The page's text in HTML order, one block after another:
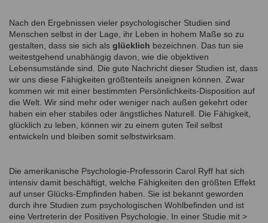
Nach den Ergebnissen vieler psychologischer Studien sind
Menschen selbst in der Lage, ihr Leben in hohem Maße so zu
gestalten, dass sie sich als glücklich bezeichnen. Das tun sie
weitestgehend unabhängig davon, wie die objektiven
Lebensumstände sind. Die gute Nachricht dieser Studien ist, dass
wir uns diese Fähigkeiten größtenteils aneignen können. Zwar
kommen wir mit einer bestimmten Persönlichkeits-Disposition auf
die Welt. Wir sind mehr oder weniger nach außen gekehrt oder
haben ein eher stabiles oder ängstliches Naturell. Die Fähigkeit,
glücklich zu leben, können wir zu einem guten Teil selbst
entwickeln und bleiben somit selbstwirksam.
Die amerikanische Psychologie-Professorin Carol Ryff hat sich
intensiv damit beschäftigt, welche Fähigkeiten den größten Effekt
auf unser Glücks-Empfinden haben. Sie ist bekannt geworden
durch ihre Studien zum psychologischen Wohlbefinden und ist
eine Vertreterin der Positiven Psychologie. In einer Studie mit >